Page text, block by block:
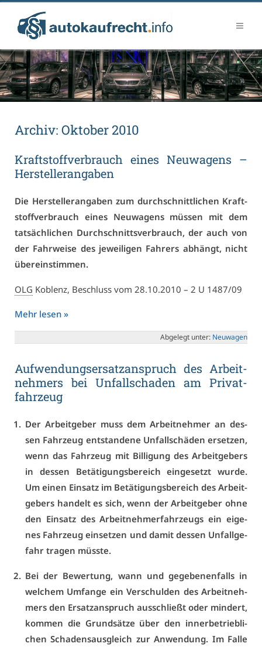
Ar­chiv: Ok­to­ber 2010
Kraft­stoff­ver­brauch ei­nes Neu­wa­gens –
Her­stel­ler­an­ga­ben
Die Her­stel­ler­an­ga­ben zum durch­schnitt­li­chen Kraft­
stoff­ver­brauch ei­nes Neu­wa­gens müs­sen mit dem
tat­säch­li­chen Durch­schnitts­ver­brauch, der auch von
der Fahr­wei­se des je­wei­li­gen Fah­rers ab­hängt, nicht
über­ein­stim­men.
OLG Ko­blenz, Be­schluss vom 28.10.2010 – 2 U 1487/09
Mehr le­sen »
Ab­ge­legt un­ter: Neu­wa­gen
Auf­wen­dungs­er­satz­an­spruch des Ar­beit­
neh­mers bei Un­fall­scha­den am Pri­vat­
fahr­zeug
Der Ar­beit­ge­ber muss dem Ar­beit­neh­mer an des­
sen Fahr­zeug ent­stan­de­ne Un­fall­schä­den er­set­zen,
wenn das Fahr­zeug mit Bil­li­gung des Ar­beit­ge­bers
in des­sen Be­tä­ti­gungs­be­reich ein­ge­setzt wur­de.
Um ei­nen Ein­satz im Be­tä­ti­gungs­be­reich des Ar­beit­
ge­bers han­delt es sich, wenn der Ar­beit­ge­ber oh­ne
den Ein­satz des Ar­beit­neh­mer­fahr­zeugs ein ei­ge­
nes Fahr­zeug ein­set­zen und da­mit des­sen Un­fall­ge­
fahr tra­gen müss­te.
Bei der Be­wer­tung, wann und ge­ge­be­nen­falls in
wel­chem Um­fan­ge ein Ver­schul­den des Ar­beit­neh­
mers den Er­satz­an­spruch aus­schließt oder min­dert,
kom­men die Grund­sät­ze über den in­ner­be­trieb­li­
chen Scha­dens­aus­gleich zur An­wen­dung. Im Fal­le